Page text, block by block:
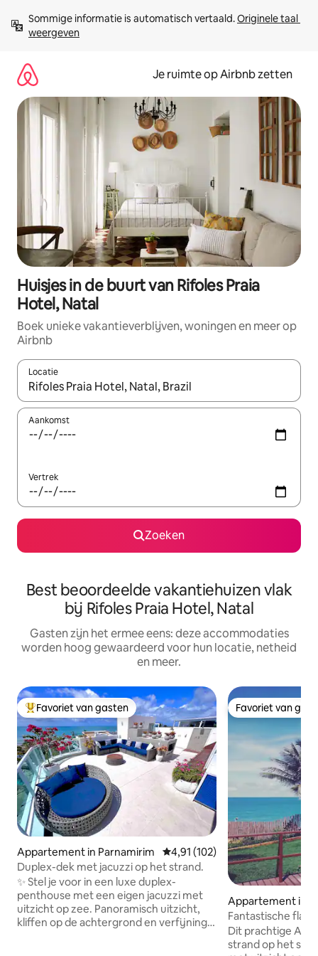
direct
naar
Sommige informatie is automatisch vertaald. Originele taal
weergeven
Je ruimte op Airbnb zetten
Huisjes in de buurt van Rifoles Praia
Hotel, Natal
Boek unieke vakantieverblijven, woningen en meer op
Airbnb
Locatie
Wanneer er suggesties beschikbaar zijn, maak je een keuze
Aankomst
Vertrek
Zoeken
Best beoordeelde vakantiehuizen vlak
bij Rifoles Praia Hotel, Natal
Gasten zijn het ermee eens: deze accommodaties
worden hoog gewaardeerd voor hun locatie, netheid
en meer.
Topfavoriet van gasten
Favoriet van gasten
Appartement in Parnamirim Gemiddelde beoordeling van
4,91 (102)
Duplex-dek met jacuzzi op het strand.
✨ Stel je voor in een luxe duplex-
penthouse met een eigen jacuzzi met
uitzicht op zee. Panoramisch uitzicht,
kliffen op de achtergrond en verfijning
Favoriet van
Favoriet van
Appartement in
a
Fantastische flat - - Ponta Negra -
Natal/RN
Dit prachtige
strand op het